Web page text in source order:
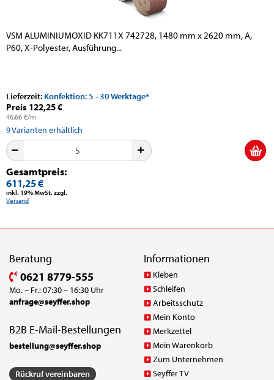
VSM ALUMINIUMOXID KK711X 742728, 1480 mm x 2620 mm, A,
P60, X-Polyester, Ausführung...
Lieferzeit: Konfektion: 5 - 30 Werktage*
Preis 122,25 €
46,66 €/m
9Varianten erhältlich
Gesamtpreis:
611,25 €
inkl. 19% MwSt. zzgl.
Versand
Beratung
0621 8779-555
Mo. – Fr.: 07:30 – 16:30 Uhr
anfrage@seyffer.shop
B2B E-Mail-Bestellungen
bestellung@seyffer.shop
Rückruf vereinbaren
Informationen
Kleben
Schleifen
Arbeitsschutz
Mein Konto
Merkzettel
Mein Warenkorb
Zum Unternehmen
Seyffer TV